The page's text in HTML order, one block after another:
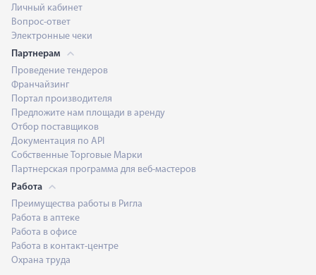
Личный кабинет
Вопрос-ответ
Электронные чеки
Партнерам
Проведение тендеров
Франчайзинг
Портал производителя
Предложите нам площади в аренду
Отбор поставщиков
Документация по API
Собственные Торговые Марки
Партнерская программа для веб-мастеров
Работа
Преимущества работы в Ригла
Работа в аптеке
Работа в офисе
Работа в контакт-центре
Охрана труда